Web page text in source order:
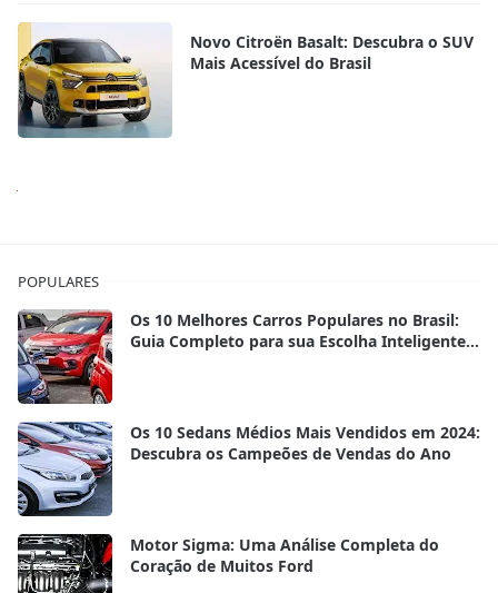
Novo Citroën Basalt: Descubra o SUV
Mais Acessível do Brasil
POPULARES
Os 10 Melhores Carros Populares no Brasil:
Guia Completo para sua Escolha Inteligente
Os 10 Sedans Médios Mais Vendidos em 2024:
Descubra os Campeões de Vendas do Ano
Motor Sigma: Uma Análise Completa do
Coração de Muitos Ford